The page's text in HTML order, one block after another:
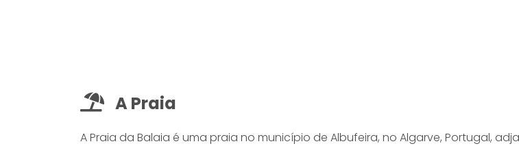
A Praia
A Praia da Balaia é uma praia no município de Albufeira, no Algarve, Portugal,